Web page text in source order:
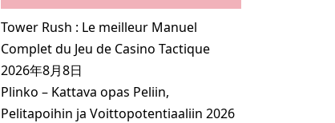
Tower Rush : Le meilleur Manuel
Complet du Jeu de Casino Tactique
2026年8月8日
Plinko – Kattava opas Peliin,
Pelitapoihin ja Voittopotentiaaliin 2026